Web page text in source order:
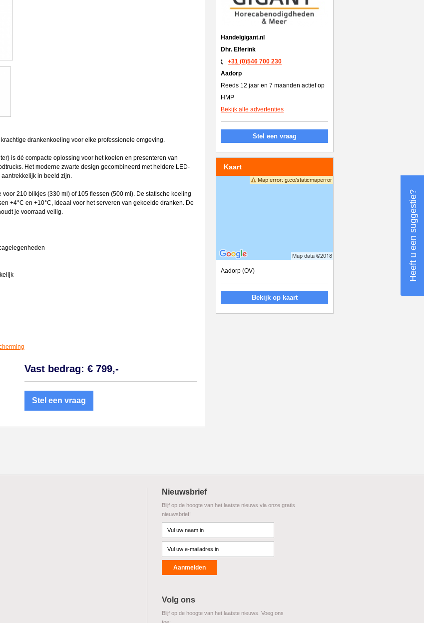
drankenkoeling voor elke professionele omgeving.
is dé compacte oplossing voor het koelen en presenteren van
Het moderne zwarte design gecombineerd met heldere LED-
in beeld zijn.
210 blikjes (330 ml) of 105 flessen (500 ml). De statische koeling
+4°C en +10°C, ideaal voor het serveren van gekoelde dranken. De
je voorraad veilig.
Vast bedrag: € 799,-
Stel een vraag
Handelgigant.nl
Dhr. Elferink
+31 (0)546 700 230
Aadorp
Reeds 12 jaar en 7 maanden actief op
HMP
Bekijk alle advertenties
Stel een vraag
Kaart
Aadorp (OV)
Bekijk op kaart
Nieuwsbrief
Blijf op de hoogte van het laatste nieuws via onze gratis
nieuwsbrief!
Volg ons
Blijf op de hoogte van het laatste nieuws. Voeg ons
Heeft u een suggestie?